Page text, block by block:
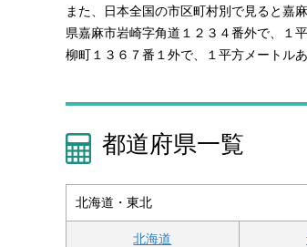
また、日本全国の市区町村別で見ると嘉
県嘉麻市岩崎字角道１２３４番外で、１
柳町１３６７番１外で、１平方メートル
都道府県一覧
北海道・東北
北海道